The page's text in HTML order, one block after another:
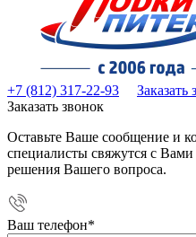
+7 (812) 317-22-93
Заказать
Заказать звонок
Оставьте Ваше сообщение и
специалисты свяжутся с
решения Вашего вопроса.
Ваш телефон*